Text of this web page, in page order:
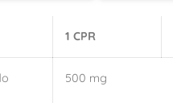
1 CPR
500 mg